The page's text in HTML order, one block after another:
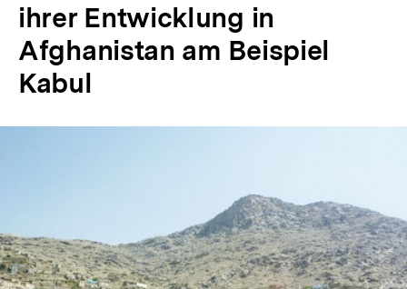
ihrer Entwicklung in
Afghanistan am Beispiel
Kabul